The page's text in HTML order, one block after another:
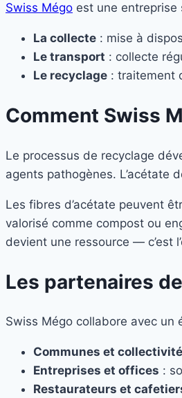
Swiss Mégo est une entreprise
La collecte : mise à
Le transport : collecte
Le recyclage : traitement
Comment Swiss
Le processus de recyclage
agents pathogènes. L’acétate
Les fibres d’acétate peuvent
valorisé comme compost ou
devient une ressource — c’est
Les partenaires
Swiss Mégo collabore avec un
Communes et
Entreprises et offices :
Restaurateurs et